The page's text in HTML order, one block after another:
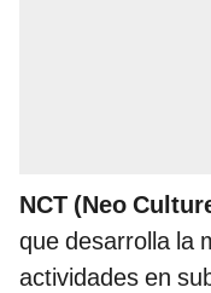
NCT (Neo
que desarrolla la
actividades en